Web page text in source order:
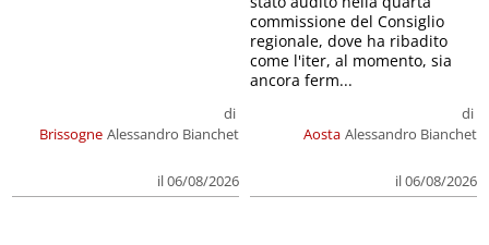
Brissogne
di
Alessandro Bianchet
il 06/08/2026
Aosta
di
Alessandro Bianchet
il 06/08/2026
commissione del Consiglio
regionale, dove ha ribadito
come l'iter, al momento, sia
ancora ferm...